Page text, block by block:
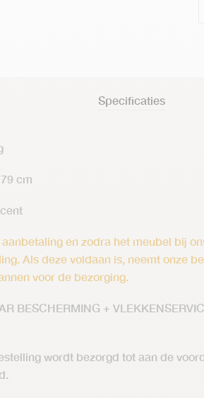
Specificaties
cm
en zodra het meubel bij
Als deze voldaan is, neemt onze
voor de bezorging.
BESCHERMING +
wordt bezorgd tot aan de